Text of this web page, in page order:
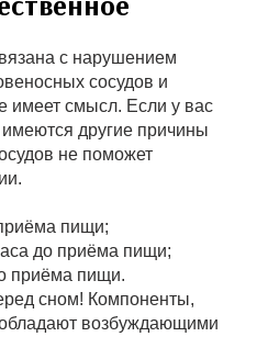
с нарушением
сосудов и
имеет смысл. Если у вас
другие причины
не поможет
пищи;
до приёма пищи;
приёма пищи.
сном! Компоненты,
возбуждающими